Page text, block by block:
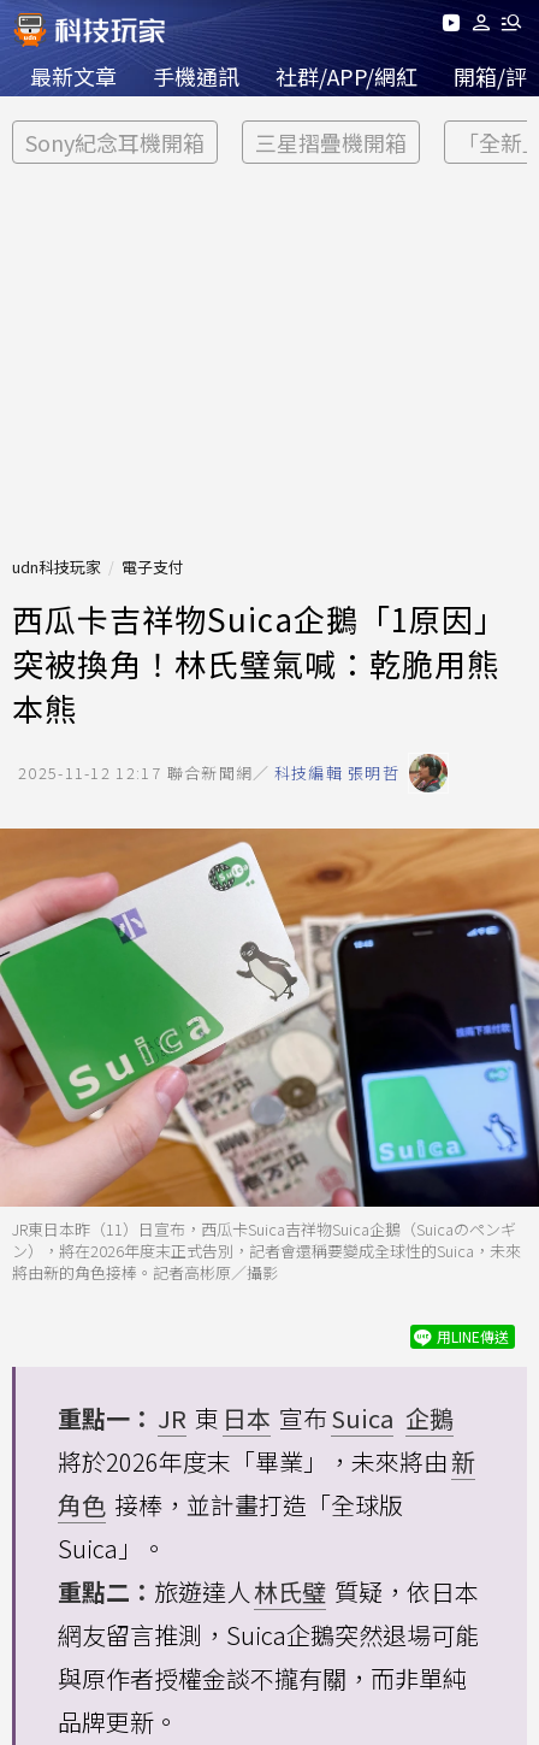
最新文章 手機通訊 社群/APP/網紅 開箱/評
Sony紀念耳機開箱 三星摺疊機開箱 「全新
udn科技玩家 電子支付
西瓜卡吉祥物Suica企鵝「1原因」
突被換角！林氏璧氣喊：乾脆用熊
本熊
2025-11-12 12:17 聯合新聞網／ 科技編輯 張明哲
JR東日本昨（11）日宣布，西瓜卡Suica吉祥物Suica企鵝（Suicaのペンギ
ン），將在2026年度末正式告別，記者會還稱要變成全球性的Suica，未來
將由新的角色接棒。記者高彬原／攝影
用LINE傳送
重點一： JR 東 日本 宣布Suica 企鵝
將於2026年度末「畢業」，未來將由新
角色 接棒，並計畫打造「全球版
Suica」。
重點二： 旅遊達人林氏璧 質疑，依日本
網友留言推測，Suica企鵝突然退場可能
與原作者授權金談不攏有關，而非單純
品牌更新。